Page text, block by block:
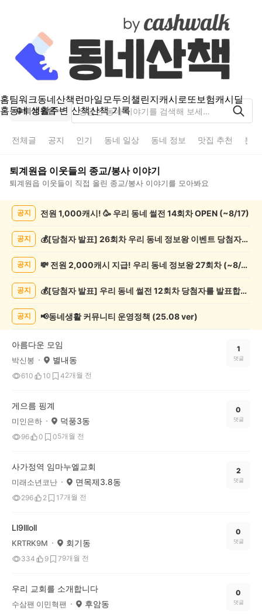
홈팀워크동네산책런마일모두의챌린지캐시로또보험캐시딜
홈동네 생활주변 산책산책 기록
퇴계원읍
전체글 공지 인기 동네 일상 동네 정보 맛집 추천 분
퇴계원읍 이웃들의 종교/봉사이야기
퇴계원읍 이웃들이 직접 올린 종교/봉사 이야기를 모아봐요
교/
목
공지 전원 1,000캐시! 🥳 우리 동네 썰전 14회차 OPEN (~8/17)
공지 💰[당첨자 발표] 26회차 우리 동네 정보왕 이벤트 당첨자를 발표합니다!
공지 💸 전원 2,000캐시 지급! 우리 동네 정보왕 27회차 (~8/10)
공지 💰[당첨자 발표] 우리 동네 썰전 12회차 당첨자를 발표합니다!
공지 📢동네생활 커뮤니티 운영정책 (25.08 ver)
아름다운 모임
박신봉 별내동
610 10 42개월 전
1
댓글
게으름 핑계
미인은하 덕풍3동
96 0 05개월 전
0
댓글
사가정역 임마누엘교회
미래소년코난 면목제3.8동
296 2 17개월 전
2
댓글
Ll9llloll
KRTRK9M 회기동
334 9 79개월 전
0
댓글
우리 교회를 소개합니다
수삼팬 이민혁팬 후암동
0
댓글